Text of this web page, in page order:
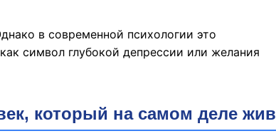
в современной психологии это
символ глубокой депрессии или желания
который на самом деле жив